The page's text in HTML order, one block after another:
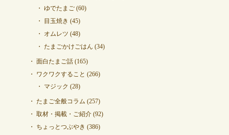
ゆでたまご(60)
目玉焼き (45)
オムレツ (48)
たまごかけごはん (34)
面白たまご話(165)
ワクワクすること (266)
マジック (28)
たまご全般コラム (257)
取材・掲載・ご紹介(92)
ちょっとつぶやき (386)